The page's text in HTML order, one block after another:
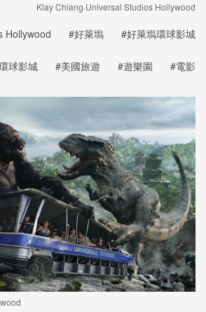
Klay Chiang·Universal Studios Hollywood
Hollywood #好萊塢 #好萊塢環球影城
球影城 #美國旅遊 #遊樂園 #電影